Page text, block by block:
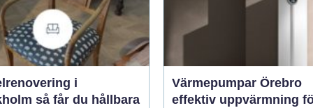
i
du hållbara
Värmepumpar Örebro
effektiv uppvärmning